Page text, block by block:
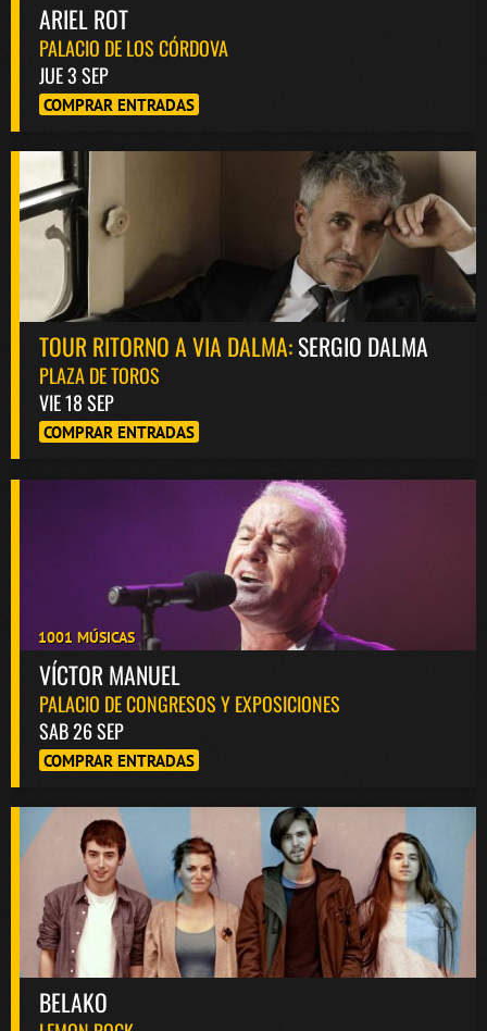
ARIEL ROT
PALACIO DE LOS CÓRDOVA
JUE 3 SEP
COMPRAR ENTRADAS
TOUR RITORNO A VIA DALMA:SERGIO DALMA
PLAZA DE TOROS
VIE 18 SEP
COMPRAR ENTRADAS
1001 MÚSICAS
VÍCTOR MANUEL
PALACIO DE CONGRESOS Y EXPOSICIONES
SAB 26 SEP
COMPRAR ENTRADAS
BELAKO